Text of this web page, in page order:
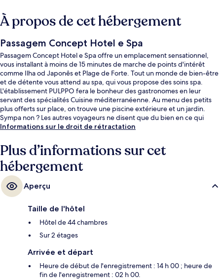
À propos de cet hébergement
Passagem Concept Hotel e Spa
Passagem Concept Hotel e Spa offre un emplacement sensationnel,
vous installant à moins de 15 minutes de marche de points d'intérêt
comme Ilha od Japonês et Plage de Forte. Tout un monde de bien-être
et de détente vous attend au spa, qui vous propose des soins spa.
L'établissement PULPPO fera le bonheur des gastronomes en leur
servant des spécialités Cuisine méditerranéenne. Au menu des petits
plus offerts sur place, on trouve une piscine extérieure et un jardin.
Sympa non ? Les autres voyageurs ne disent que du bien en ce qui
concerne le personnel attentionné.
Informations sur le droit de rétractation
Plus d’informations sur cet
hébergement
Aperçu
Taille de l'hôtel
Hôtel de 44 chambres
Sur 2 étages
Arrivée et départ
Heure de début de l'enregistrement : 14 h 00 ; heure de
fin de l'enregistrement : 02 h 00.